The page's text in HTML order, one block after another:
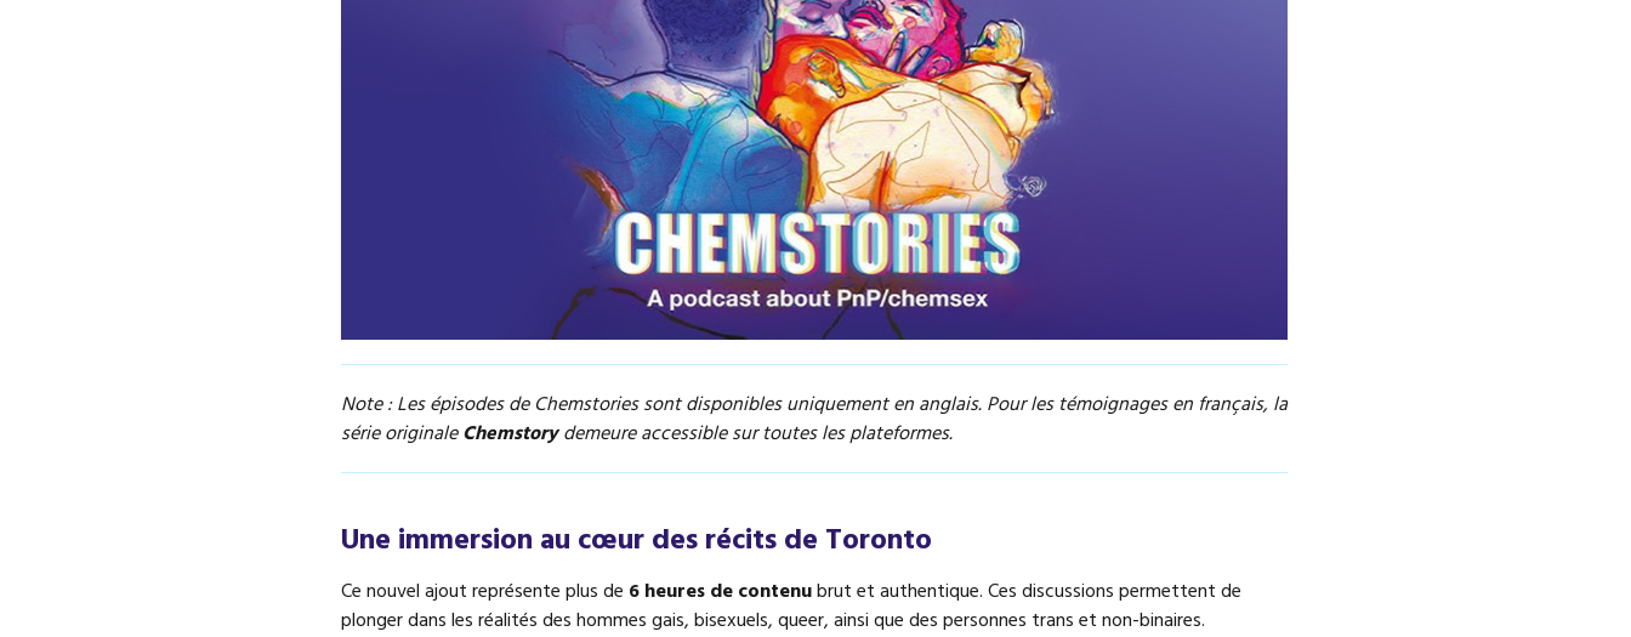
Note : Les épisodes de Chemstories sont disponibles uniquement en anglais. Pour les témoignages en français, la
série originaleChemstorydemeure accessible sur toutes les plateformes.
Une immersion au cœur des récits de Toronto
Ce nouvel ajout représente plus de 6 heures de contenubrut et authentique. Ces discussions permettent de
plonger dans les réalités des hommes gais, bisexuels, queer, ainsi que des personnes trans et non-binaires.